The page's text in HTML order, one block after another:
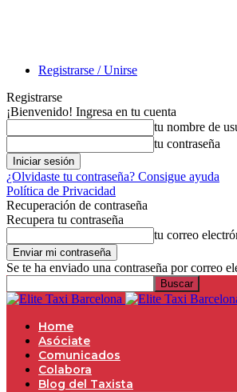
Registrarse / Unirse
Registrarse
¡Bienvenido! Ingresa en tu cuenta
tu nombre de
tu contraseña
¿Olvidaste tu contraseña? Consigue ayuda
Política de Privacidad
Recuperación de contraseña
Recupera tu contraseña
tu correo
Se te ha enviado una contraseña por correo
Home
Asóciate
Comunicados
Colabora
Blog del Taxista